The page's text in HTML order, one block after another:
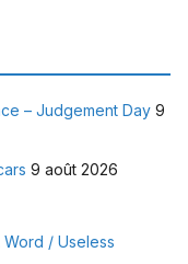
– Judgement Day 9
9 août 2026
Word / Useless